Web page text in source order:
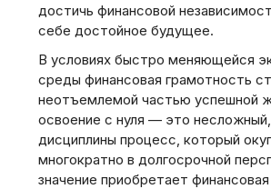
достичь финансовой
себе достойное будущее.
В условиях быстро меняющейся
среды финансовая грамотность
неотъемлемой частью успешной
освоение с нуля — это
дисциплины процесс‚ который
многократно в долгосрочной
значение приобретает